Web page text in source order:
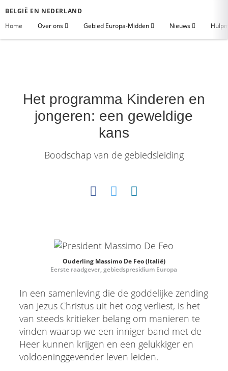
BELGIË EN NEDERLAND
Home
Over ons Gebied Europa-Midden Nieuws
Het programma Kinderen en
jongeren: een geweldige
kans
Boodschap van de gebiedsleiding
Ouderling Massimo De Feo (Italië)
Eerste raadgever, gebiedspresidium Europa
In een samenleving die de goddelijke zending
van Jezus Christus uit het oog verliest, is het
van steeds kritieker belang om manieren te
vinden waarop we een inniger band met de
Heer kunnen krijgen en een gelukkiger en
voldoeninggevender leven leiden.